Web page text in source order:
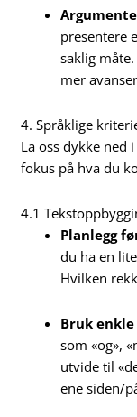
presentere
saklig
mer
4. Språklige
La oss dykke ned
fokus på hva du
4.1
Planlegg
du ha en
Hvilken
Bruk
som «og»,
utvide til
ene siden/